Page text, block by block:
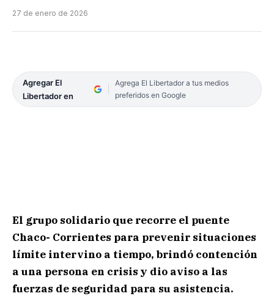
27 de enero de 2026
Agregar El
Libertador en
Agrega El Libertador a tus medios
preferidos en Google
El grupo solidario que recorre el puente
Chaco- Corrientes para prevenir situaciones
límite intervino a tiempo, brindó contención
a una persona en crisis y dio aviso a las
fuerzas de seguridad para su asistencia.